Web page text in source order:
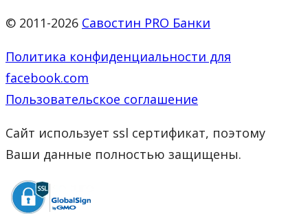
© 2011-2026 Савостин PRO Банки
Политика конфиденциальности для
facebook.com
Пользовательское соглашение
Сайт использует ssl сертификат, поэтому
Ваши данные полностью защищены.